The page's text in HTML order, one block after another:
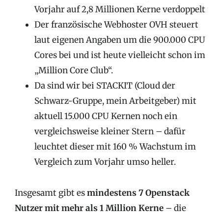
Vorjahr auf 2,8 Millionen Kerne verdoppelt
Der französische Webhoster OVH steuert
laut eigenen Angaben um die 900.000 CPU
Cores bei und ist heute vielleicht schon im
„Million Core Club“.
Da sind wir bei STACKIT (Cloud der
Schwarz-Gruppe, mein Arbeitgeber) mit
aktuell 15.000 CPU Kernen noch ein
vergleichsweise kleiner Stern – dafür
leuchtet dieser mit 160 % Wachstum im
Vergleich zum Vorjahr umso heller.
Insgesamt gibt esmindestens 7 Openstack
Nutzer mit mehr als 1 Million Kerne – die